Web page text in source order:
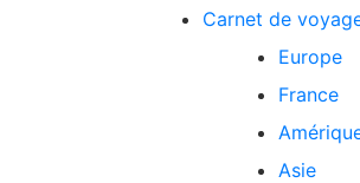
Carnet de
Europe
France
Asie